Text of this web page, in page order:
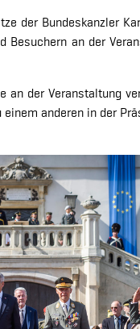
der Bundeskanzler
Besuchern an der
an der Veranstaltung
anderen in der